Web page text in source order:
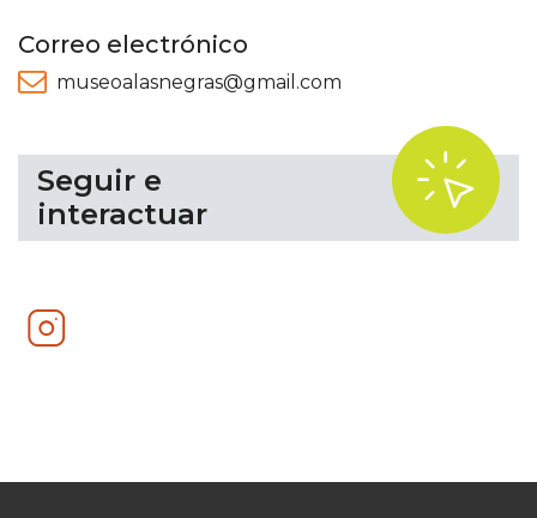
Correo electrónico
museoalasnegras@gmail.com
Seguir e
interactuar
.